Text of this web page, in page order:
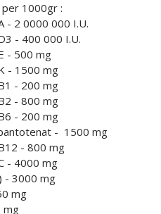
per 1000gr :
- 2 0000 000 I.U.
- 400 000 I.U.
- 500 mg
- 1500 mg
- 200 mg
- 800 mg
- 200 mg
- 1500 mg
- 800 mg
- 4000 mg
- 3000 mg
mg
mg